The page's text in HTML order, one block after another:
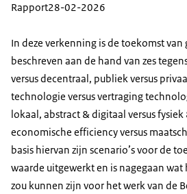
Rapport28-02-2026
In deze verkenning is de toekomst van
beschreven aan de hand van zes
versus decentraal, publiek versus
technologie versus vertraging
lokaal, abstract & digitaal versus
economische efficiency versus
basis hiervan zijn scenario’s voor de
waarde uitgewerkt en is nagegaan
zou kunnen zijn voor het werk van de